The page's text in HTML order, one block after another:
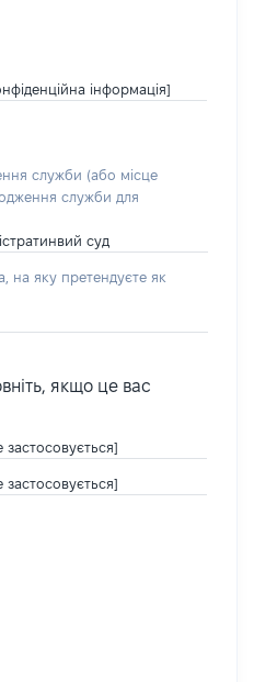
інформація]
служби (або місце
служби для
суд
на яку претендуєте як
якщо це вас
застосовується]
застосовується]